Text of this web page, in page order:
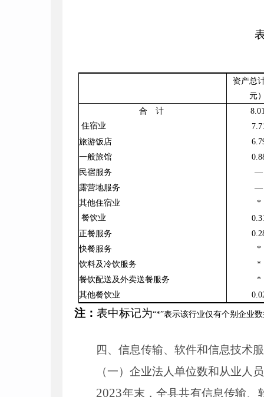
资产总
元
合 计
8.
住宿业
7.
旅游饭店
6.
一般旅馆
0.
民宿服务
—
露营地服务
—
其他住宿业
*
餐饮业
0.
正餐服务
0.
快餐服务
*
饮料及冷饮服务
*
餐饮配送及外卖送餐服务
*
其他餐饮业
0.
注： 表中标记为“*”表示该行业仅有个别企业
四、信息传输、软件和信息技术
（一）企业法人单位数和从业人员
2023年末，全县共有信息传输、